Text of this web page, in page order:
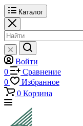
Каталог
Войти
0
Сравнение
0
Избранное
0 Корзина